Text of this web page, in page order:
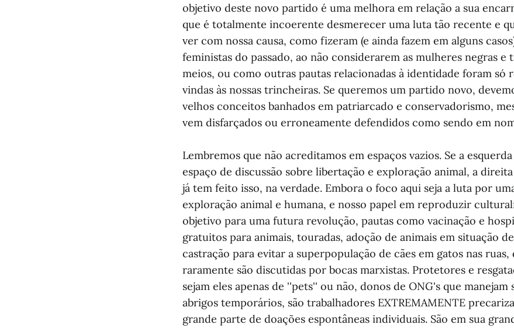
objetivo deste novo partido é uma melhora em relação a sua
que é totalmente incoerente desmerecer uma luta tão recente e
ver com nossa causa, como fizeram (e ainda fazem em alguns
feministas do passado, ao não considerarem as mulheres negras e
meios, ou como outras pautas relacionadas à identidade foram só
vindas às nossas trincheiras. Se queremos um partido novo,
velhos conceitos banhados em patriarcado e conservadorismo,
vem disfarçados ou erroneamente defendidos como sendo em
Lembremos que não acreditamos em espaços vazios. Se a
espaço de discussão sobre libertação e exploração animal, a
já tem feito isso, na verdade. Embora o foco aqui seja a luta por
exploração animal e humana, e nosso papel em reproduzir
objetivo para uma futura revolução, pautas como vacinação e
gratuitos para animais, touradas, adoção de animais em situação
castração para evitar a superpopulação de cães em gatos nas
raramente são discutidas por bocas marxistas. Protetores e
sejam eles apenas de ''pets'' ou não, donos de ONG's que manejam
abrigos temporários, são trabalhadores EXTREMAMENTE
grande parte de doações espontâneas individuais. São em sua